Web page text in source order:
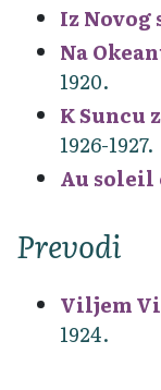
Iz Novog
Na
1920.
K Suncu
1926-1927.
Au soleil
Prevodi
Viljem
1924.